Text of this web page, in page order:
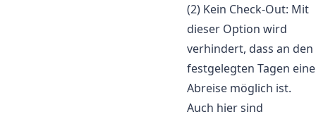
(2) Kein Check-Out: Mit
dieser Option wird
verhindert, dass an den
festgelegten Tagen eine
Abreise möglich ist.
Auch hier sind